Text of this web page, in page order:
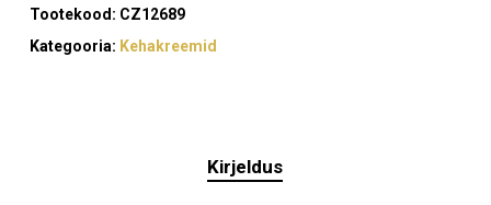
Tootekood: CZ12689
Kategooria: Kehakreemid
Kirjeldus